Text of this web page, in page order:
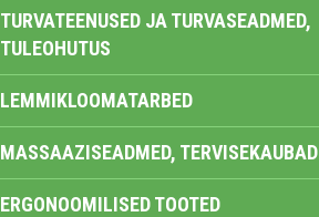
TURVATEENUSED JA TURVASEADMED,
TULEOHUTUS
LEMMIKLOOMATARBED
MASSAAZISEADMED, TERVISEKAUBAD
ERGONOOMILISED TOOTED